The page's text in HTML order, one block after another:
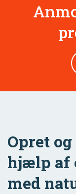
Opret
hjælp af
med